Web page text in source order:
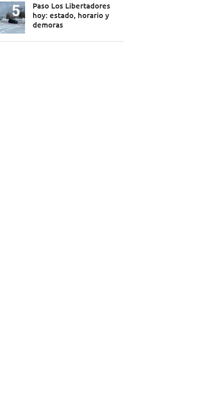
Paso Los Libertadores
hoy: estado, horario y
demoras